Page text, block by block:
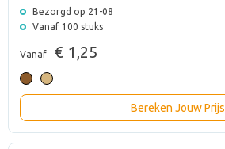
Bezorgd op 21-08
Vanaf 100 stuks
Vanaf € 1,25
Bereken Jouw Prijs